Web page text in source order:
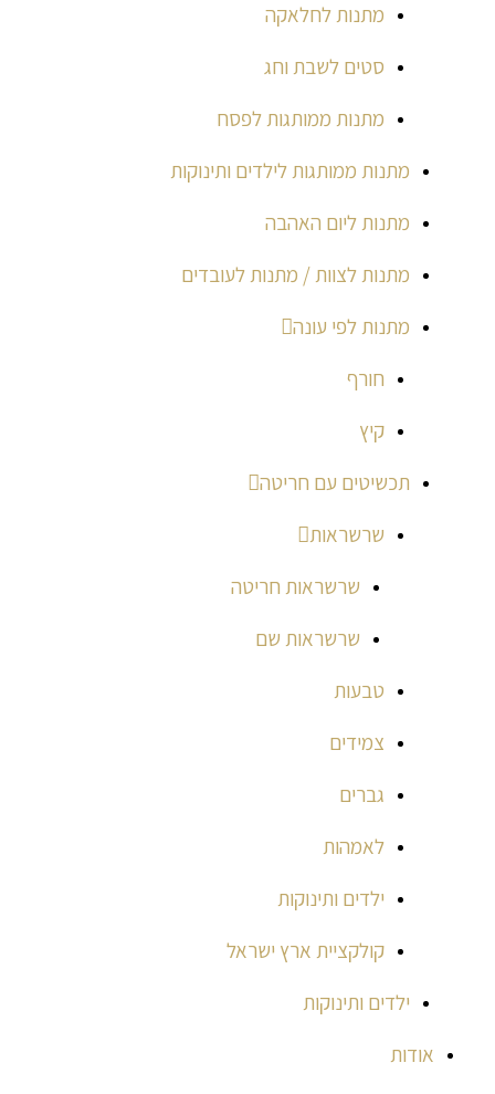
מתנות לחלאקה
סטים לשבת וחג
מתנות ממותגות לפסח
מתנות ממותגות לילדים ותינוקות
מתנות ליום האהבה
מתנות לצוות / מתנות לעובדים
מתנות לפי עונה
חורף
קיץ
תכשיטים עם חריטה
שרשראות
שרשראות חריטה
שרשראות שם
טבעות
צמידים
גברים
לאמהות
ילדים ותינוקות
קולקציית ארץ ישראל
ילדים ותינוקות
אודות